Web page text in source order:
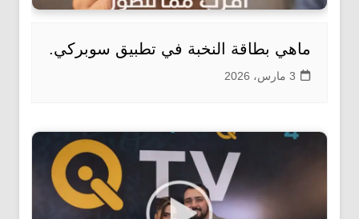
ماهي بطاقة النخبة في تطبيق سوبركي.
3 مارس، 2026